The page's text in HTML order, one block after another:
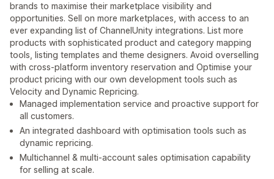
brands to maximise their marketplace visibility and
opportunities. Sell on more marketplaces, with access to an
ever expanding list of ChannelUnity integrations. List more
products with sophisticated product and category mapping
tools, listing templates and theme designers. Avoid overselling
with cross-platform inventory reservation and Optimise your
product pricing with our own development tools such as
Velocity and Dynamic Repricing.
Managed implementation service and proactive support for
all customers.
An integrated dashboard with optimisation tools such as
dynamic repricing.
Multichannel & multi-account sales optimisation capability
for selling at scale.